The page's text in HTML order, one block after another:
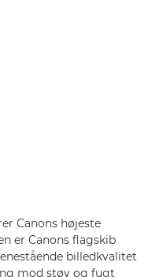
Canons højeste
er Canons flagskib
billedkvalitet
mod støv og fugt